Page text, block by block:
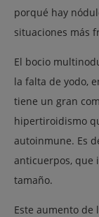
porqué hay
situaciones más
El bocio
la falta de yodo,
tiene un gran
hipertiroidismo
autoinmune. Es
anticuerpos, que
tamaño.
Este aumento